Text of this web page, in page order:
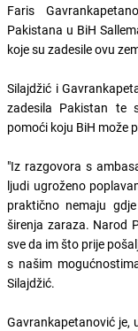
Faris
Pakistana u BiH
koje su zadesile ovu
Silajdžić i
zadesila Pakistan te
pomoći koju BiH može
"Iz razgovora s
ljudi ugroženo
praktično nemaju
širenja zaraza. Narod
sve da im što prije
s našim
Silajdžić.
Gavrankapetanović je,